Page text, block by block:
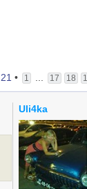
21 • 1 ... 17 18
Uli4ka